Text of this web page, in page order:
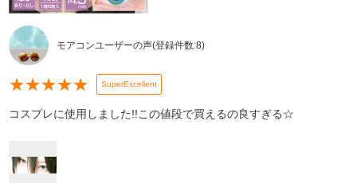
モアコンユーザーの声(登録件数:8)
★★★★★ SuperExcellent
コスプレに使用しました!!この値段で買えるの良すぎる☆